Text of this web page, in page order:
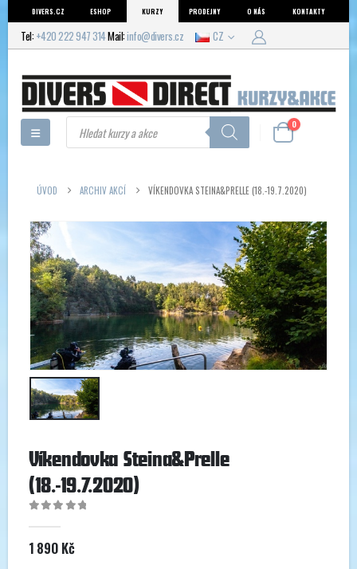
DIVERS.CZ ESHOP KURZY PRODEJNY O NÁS KONTAKTY
Tel: +420 222 947 314Mail:info@divers.cz CZ
Products
search 0
ÚVOD ARCHIV AKCÍ VÍKENDOVKA STEINA&PRELLE (18.-19.7.2020)
Víkendovka Steina&Prelle
(18.-19.7.2020)
1 890 Kč